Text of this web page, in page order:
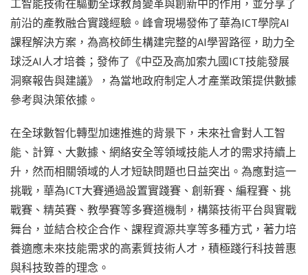
工智能技術在驅動全球教育變革與創新中的作用，並分享了
前沿的產教融合實踐經驗。峰會現場發佈了華為ICT學院AI
課程解決方案，為高校師生構建完整的AI學習路徑，助力全
球泛AI人才培養；發佈了《中亞及高加索九國ICT技能發展
洞察報告與建議》，為當地政府制定人才產業政策提供數據
參考與決策依據。
在全球數智化轉型加速推進的背景下，未來社會對人工智
能、計算、大數據、網絡安全等領域技能人才的需求持續上
升，然而相關領域的人才短缺問題也日益突出。為應對這一
挑戰，華為ICT大賽通過設置實踐賽、創新賽、編程賽、挑
戰賽、精英賽、教學賽等多賽道機制，構築技術平台與實戰
舞台，並結合校企合作、課程資源共享等多種方式，著力培
養適應未來技能需求的高素質技術人才，積極踐行科技普惠
與科技致善的理念。